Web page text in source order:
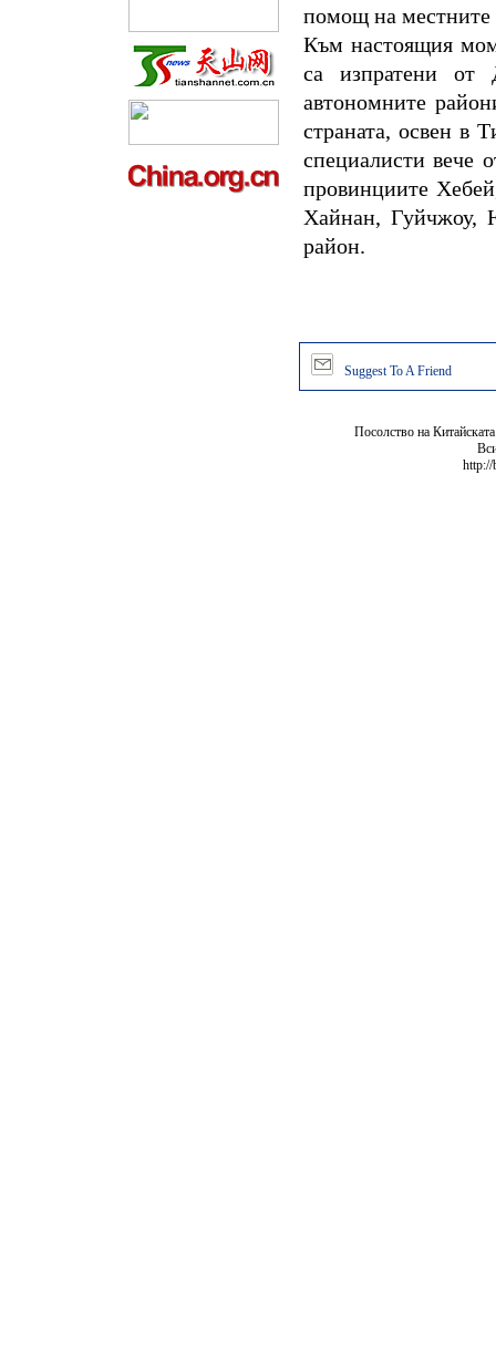
помощ на местните
Към настоящия
са изпратени от
автономните
страната, освен в
специалисти вече
провинциите
Хайнан, Гуйчжоу,
район.
Suggest To A Friend
Посолство на
http://